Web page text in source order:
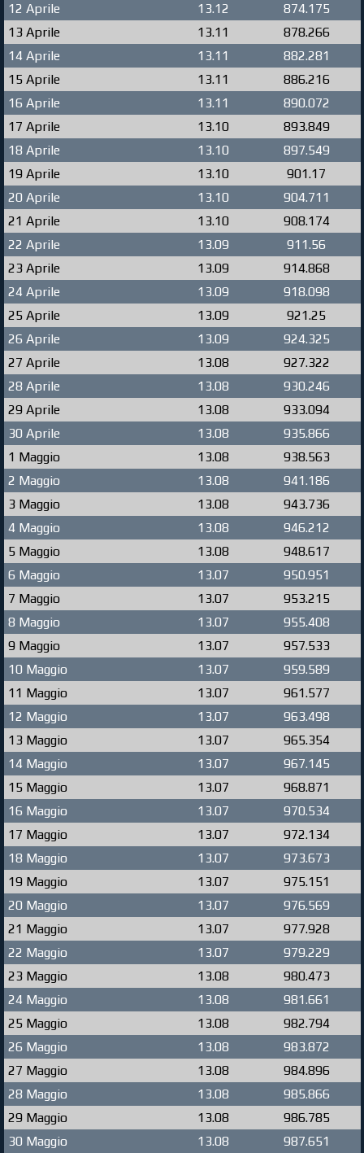
12 Aprile
13.12
874.175
13 Aprile
13.11
878.266
14 Aprile
13.11
882.281
15 Aprile
13.11
886.216
16 Aprile
13.11
890.072
17 Aprile
13.10
893.849
18 Aprile
13.10
897.549
19 Aprile
13.10
901.17
20 Aprile
13.10
904.711
21 Aprile
13.10
908.174
22 Aprile
13.09
911.56
23 Aprile
13.09
914.868
24 Aprile
13.09
918.098
25 Aprile
13.09
921.25
26 Aprile
13.09
924.325
27 Aprile
13.08
927.322
28 Aprile
13.08
930.246
29 Aprile
13.08
933.094
30 Aprile
13.08
935.866
1 Maggio
13.08
938.563
2 Maggio
13.08
941.186
3 Maggio
13.08
943.736
4 Maggio
13.08
946.212
5 Maggio
13.08
948.617
6 Maggio
13.07
950.951
7 Maggio
13.07
953.215
8 Maggio
13.07
955.408
9 Maggio
13.07
957.533
10 Maggio
13.07
959.589
11 Maggio
13.07
961.577
12 Maggio
13.07
963.498
13 Maggio
13.07
965.354
14 Maggio
13.07
967.145
15 Maggio
13.07
968.871
16 Maggio
13.07
970.534
17 Maggio
13.07
972.134
18 Maggio
13.07
973.673
19 Maggio
13.07
975.151
20 Maggio
13.07
976.569
21 Maggio
13.07
977.928
22 Maggio
13.07
979.229
23 Maggio
13.08
980.473
24 Maggio
13.08
981.661
25 Maggio
13.08
982.794
26 Maggio
13.08
983.872
27 Maggio
13.08
984.896
28 Maggio
13.08
985.866
29 Maggio
13.08
986.785
30 Maggio
13.08 987.651